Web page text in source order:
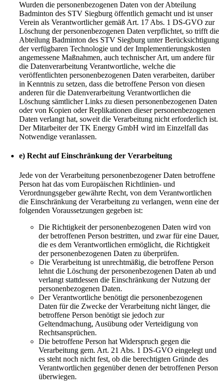
Wurden die personenbezogenen Daten von der Abteilung
Badminton des STV Siegburg öffentlich gemacht und ist unser
Verein als Verantwortlicher gemäß Art. 17 Abs. 1 DS-GVO zur
Löschung der personenbezogenen Daten verpflichtet, so trifft die
Abteilung Badminton des STV Siegburg unter Berücksichtigung
der verfügbaren Technologie und der Implementierungskosten
angemessene Maßnahmen, auch technischer Art, um andere für
die Datenverarbeitung Verantwortliche, welche die
veröffentlichten personenbezogenen Daten verarbeiten, darüber
in Kenntnis zu setzen, dass die betroffene Person von diesen
anderen für die Datenverarbeitung Verantwortlichen die
Löschung sämtlicher Links zu diesen personenbezogenen Daten
oder von Kopien oder Replikationen dieser personenbezogenen
Daten verlangt hat, soweit die Verarbeitung nicht erforderlich ist.
Der Mitarbeiter der TK Energy GmbH wird im Einzelfall das
Notwendige veranlassen.
e) Recht auf Einschränkung der Verarbeitung
Jede von der Verarbeitung personenbezogener Daten betroffene
Person hat das vom Europäischen Richtlinien- und
Verordnungsgeber gewährte Recht, von dem Verantwortlichen
die Einschränkung der Verarbeitung zu verlangen, wenn eine der
folgenden Voraussetzungen gegeben ist:
Die Richtigkeit der personenbezogenen Daten wird von
der betroffenen Person bestritten, und zwar für eine Dauer,
die es dem Verantwortlichen ermöglicht, die Richtigkeit
der personenbezogenen Daten zu überprüfen.
Die Verarbeitung ist unrechtmäßig, die betroffene Person
lehnt die Löschung der personenbezogenen Daten ab und
verlangt stattdessen die Einschränkung der Nutzung der
personenbezogenen Daten.
Der Verantwortliche benötigt die personenbezogenen
Daten für die Zwecke der Verarbeitung nicht länger, die
betroffene Person benötigt sie jedoch zur
Geltendmachung, Ausübung oder Verteidigung von
Rechtsansprüchen.
Die betroffene Person hat Widerspruch gegen die
Verarbeitung gem. Art. 21 Abs. 1 DS-GVO eingelegt und
es steht noch nicht fest, ob die berechtigten Gründe des
Verantwortlichen gegenüber denen der betroffenen Person
überwiegen.